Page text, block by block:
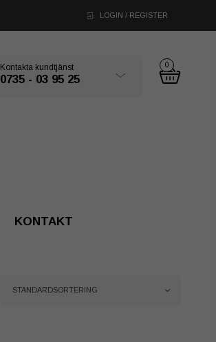
LOGIN / REGISTER
Kontakta kundtjänst
0735 - 03 95 25
0
KONTAKT
STANDARDSORTERING